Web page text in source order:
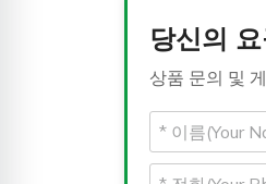
당신의
상품 문의 및